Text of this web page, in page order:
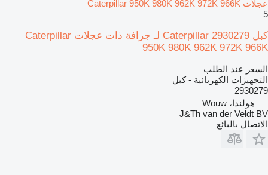
عجلات Caterpillar 950K 980K 962K 972K 966K
5
كبل Caterpillar 2930279 لـ جرافة ذات عجلات Caterpillar
950K 980K 962K 972K 966K
السعر عند الطلب
التجهيزات الكهربائية - كبل
2930279
هولندا، Wouw
J&Th van der Veldt BV
الاتصال بالبائع